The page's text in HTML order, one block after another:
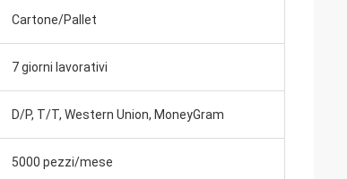
Cartone/Pallet
7 giorni lavorativi
D/P, T/T, Western Union, MoneyGram
5000 pezzi/mese